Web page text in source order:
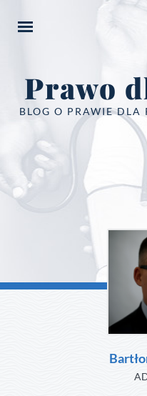
Prawo
BLOG O PRAWIE DLA